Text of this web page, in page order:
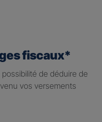
fiscaux*
de déduire de
vos versements